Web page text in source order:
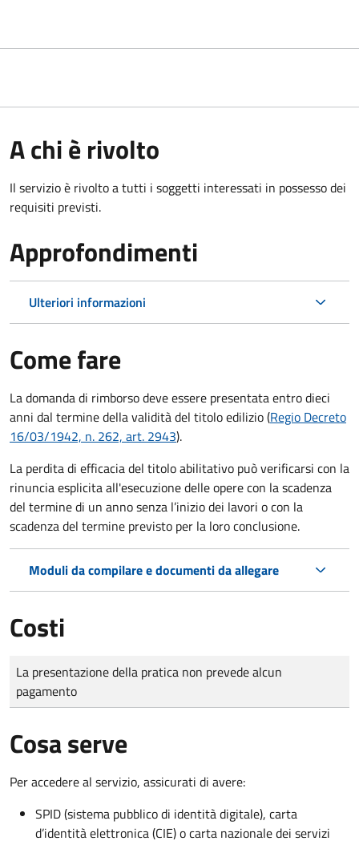
A chi è rivolto
Il servizio è rivolto a tutti i soggetti interessati in possesso dei
requisiti previsti.
Approfondimenti
Ulteriori informazioni
Come fare
La domanda di rimborso deve essere presentata entro dieci
anni dal termine della validità del titolo edilizio (Regio Decreto
16/03/1942, n. 262, art. 2943).
La perdita di efficacia del titolo abilitativo può verificarsi con la
rinuncia esplicita all'esecuzione delle opere con la scadenza
del termine di un anno senza l’inizio dei lavori o con la
scadenza del termine previsto per la loro conclusione.
Moduli da compilare e documenti da allegare
Costi
Tipo di pagamento
Importo
La presentazione della pratica non prevede alcun
pagamento
Cosa serve
Per accedere al servizio, assicurati di avere:
SPID (sistema pubblico di identità digitale), carta
d’identità elettronica (CIE) o carta nazionale dei servizi